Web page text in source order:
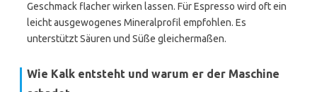
Geschmack flacher wirken lassen. Für Espresso wird oft ein
leicht ausgewogenes Mineralprofil empfohlen. Es
unterstützt Säuren und Süße gleichermaßen.
Wie Kalk entsteht und warum er der Maschine